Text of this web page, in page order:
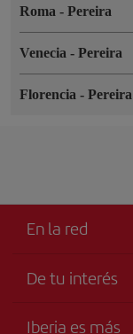
Roma - Pereira
Venecia - Pereira
Florencia - Pereira
En la red
De tu interés
Iberia es más